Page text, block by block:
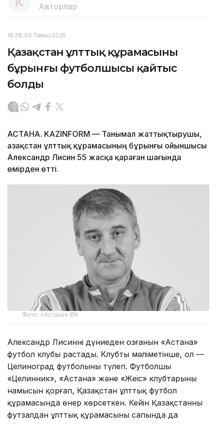
Авторлар
16:28, 06 Тамыз 2026
Қазақстан ұлттық құрамасының
бұрынғы футболшысы қайтыс
болды
АСТАНА. KAZINFORM — Танымал жаттықтырушы,
Қазақстан ұлттық құрамасының бұрынғы ойыншысы
Александр Лисин 55 жасқа қараған шағында
өмірден өтті.
Фото: «Астана» ФК
Александр Лисиннің дүниеден озғанын «Астана»
футбол клубы растады. Клубтың мәліметінше, ол —
Целиноград футболының түлегі. Футболшы
«Целинник», «Астана» және «Жеңіс» клубтарының
намысын қорғап, Қазақстан ұлттық футбол
құрамасында өнер көрсеткен. Кейін Қазақстанның
футзалдан ұлттық құрамасының сапында да